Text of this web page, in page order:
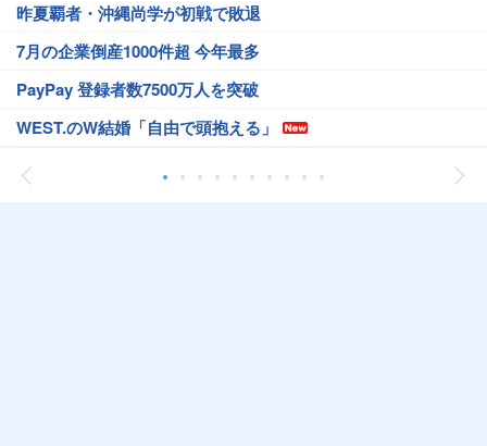
昨夏覇者・沖縄尚学が初戦で敗退
7月の企業倒産1000件超 今年最多
PayPay 登録者数7500万人を突破
WEST.のW結婚「自由で頭抱える」